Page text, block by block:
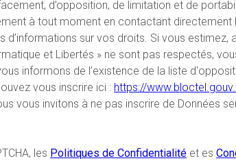
d’opposition, de limitation et de
à tout moment en contactant directement
d’informations sur vos droits. Si vous
et Libertés » ne sont pas respectés,
informons de l’existence de la liste
vous inscrire ici : https://
vous invitons à ne pas inscrire de Données
les Politiques de Confidentialité et es